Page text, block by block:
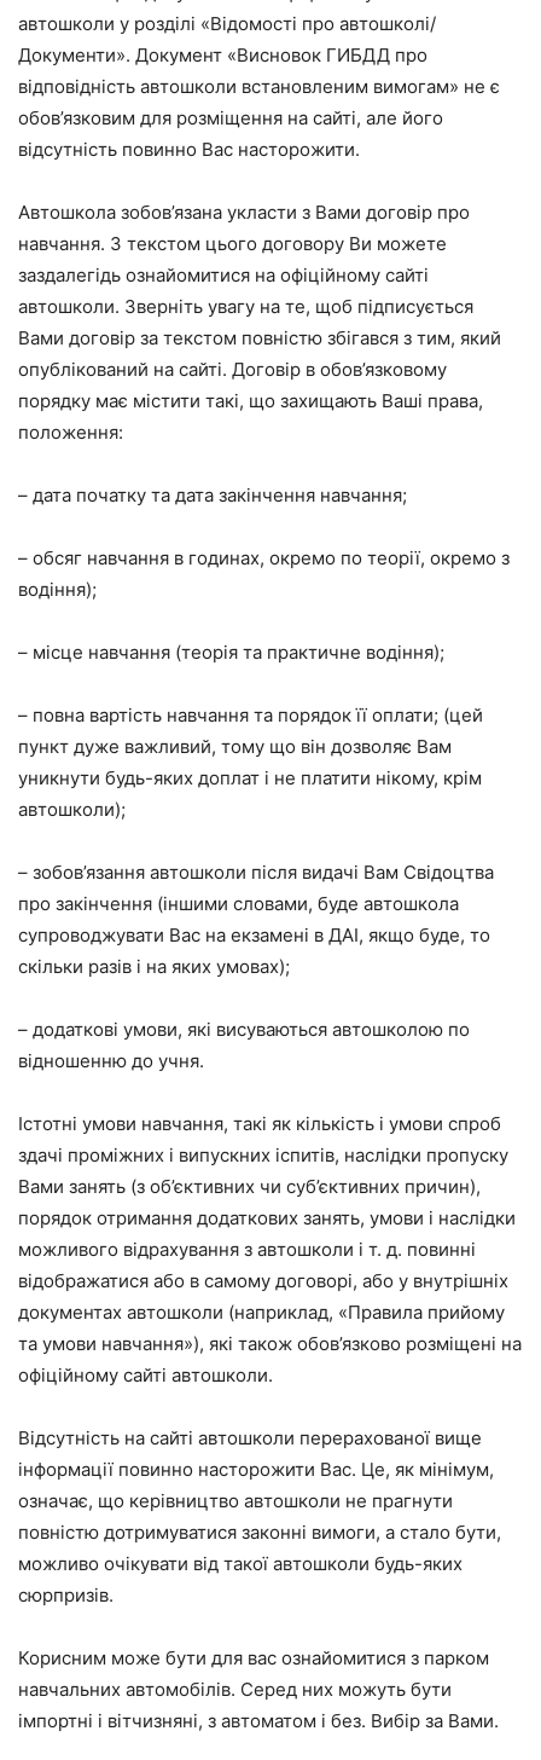
автошколи у розділі «Відомості про автошколі/
Документи». Документ «Висновок ГИБДД про
відповідність автошколи встановленим вимогам» не є
обов’язковим для розміщення на сайті, але його
відсутність повинно Вас насторожити.
Автошкола зобов’язана укласти з Вами договір про
навчання. З текстом цього договору Ви можете
заздалегідь ознайомитися на офіційному сайті
автошколи. Зверніть увагу на те, щоб підписується
Вами договір за текстом повністю збігався з тим, який
опублікований на сайті. Договір в обов’язковому
порядку має містити такі, що захищають Ваші права,
положення:
– дата початку та дата закінчення навчання;
– обсяг навчання в годинах, окремо по теорії, окремо з
водіння);
– місце навчання (теорія та практичне водіння);
– повна вартість навчання та порядок її оплати; (цей
пункт дуже важливий, тому що він дозволяє Вам
уникнути будь-яких доплат і не платити нікому, крім
автошколи);
– зобов’язання автошколи після видачі Вам Свідоцтва
про закінчення (іншими словами, буде автошкола
супроводжувати Вас на екзамені в ДАІ, якщо буде, то
скільки разів і на яких умовах);
– додаткові умови, які висуваються автошколою по
відношенню до учня.
Істотні умови навчання, такі як кількість і умови спроб
здачі проміжних і випускних іспитів, наслідки пропуску
Вами занять (з об’єктивних чи суб’єктивних причин),
порядок отримання додаткових занять, умови і наслідки
можливого відрахування з автошколи і т. д. повинні
відображатися або в самому договорі, або у внутрішніх
документах автошколи (наприклад, «Правила прийому
та умови навчання»), які також обов’язково розміщені на
офіційному сайті автошколи.
Відсутність на сайті автошколи перерахованої вище
інформації повинно насторожити Вас. Це, як мінімум,
означає, що керівництво автошколи не прагнути
повністю дотримуватися законні вимоги, а стало бути,
можливо очікувати від такої автошколи будь-яких
сюрпризів.
Корисним може бути для вас ознайомитися з парком
навчальних автомобілів. Серед них можуть бути
імпортні і вітчизняні, з автоматом і без. Вибір за Вами.